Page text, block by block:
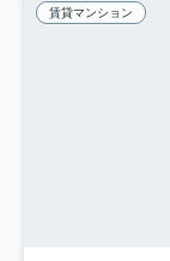
賃貸マンション